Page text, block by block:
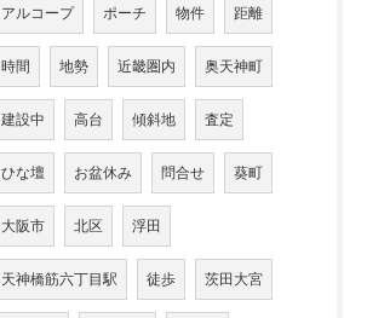
アルコープ ポーチ 物件 距離
時間 地勢 近畿圏内 奥天神町
建設中 高台 傾斜地 査定
ひな壇 お盆休み 問合せ 葵町
大阪市 北区 浮田
天神橋筋六丁目駅 徒歩 茨田大宮